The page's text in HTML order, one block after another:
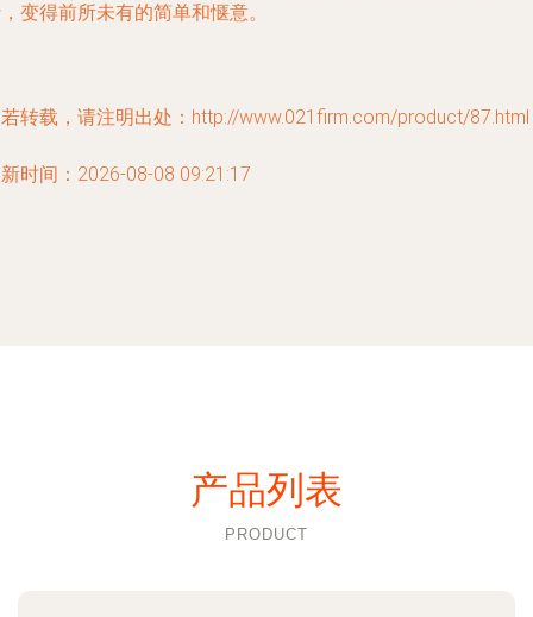
变得前所未有的简单和惬意。
转载，请注明出处：http://www.021firm.com/product/87.html
时间：2026-08-08 09:21:17
产品列表
PRODUCT